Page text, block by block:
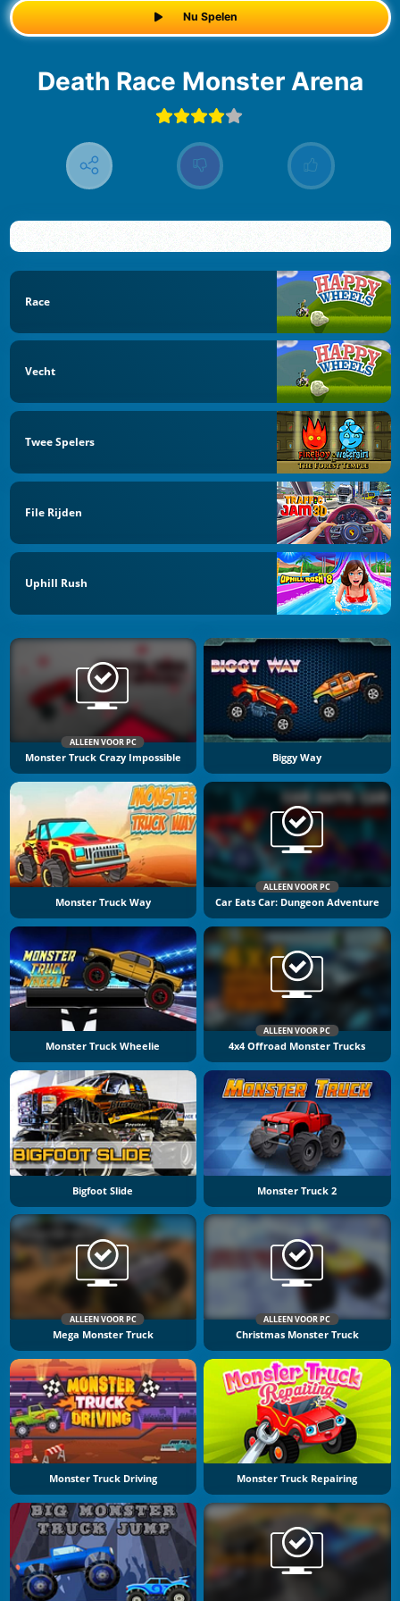
Nu Spelen
Death Race Monster Arena
Race
Vecht
Twee Spelers
File Rijden
Uphill Rush
ALLEEN VOOR PC
Monster Truck Crazy Impossible Biggy Way
Monster Truck Way
ALLEEN VOOR PC
Car Eats Car: Dungeon Adventure
Monster Truck Wheelie
ALLEEN VOOR PC
4x4 Offroad Monster Trucks
Bigfoot Slide Monster Truck 2
ALLEEN VOOR PC
Mega Monster Truck
ALLEEN VOOR PC
Christmas Monster Truck
Monster Truck Driving Monster Truck Repairing